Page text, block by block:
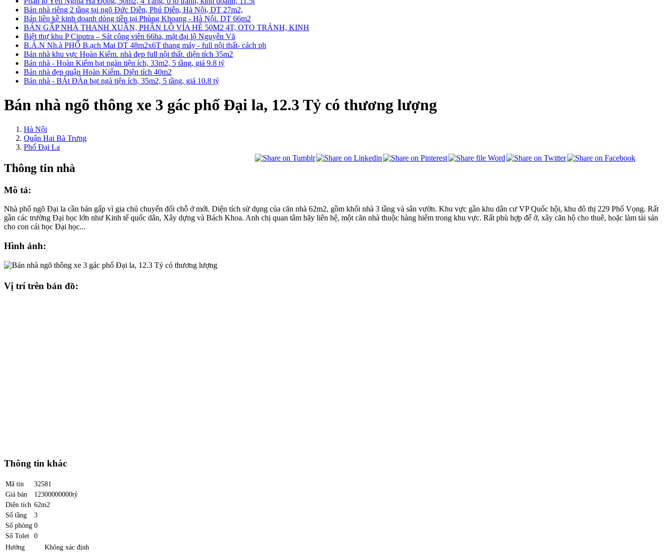
Bán nhà riêng 2 tầng tại ngõ Đức Diễn, Phú Diễn, Hà Nội, DT 27m2,
Bán liền kề kinh doanh dòng tiền tại Phùng Khoang - Hà Nội. DT 66m2
BÁN GẤP NHÀ THANH XUÂN, PHÂN LÔ VỈA HÈ 50M2 4T, OTO TRÁNH, KINH
Biệt thự khu P Ciputra – Sát công viên 66ha, mặt đại lộ Nguyễn Vă
B.Á.N Nh.à PHỐ B.ạch Mai DT 48m2x6T thang máy - full nội thất- cách ph
Bán nhà khu vực Hoàn Kiếm. nhà đẹp full nội thất. diện tích 35m2
Bán nhà - Hoàn Kiếm bạt ngàn tiện ích, 33m2, 5 tầng, giá 9.8 tỷ
Bán nhà đẹp quận Hoàn Kiếm. Diện tích 40m2
Bán nhà - BÁt ĐÀn bạt ngà tiện ích, 35m2, 5 tầng, giá 10.8 tỷ
Bán nhà ngõ thông xe 3 gác phố Đại la, 12.3 Tỷ có thương lượng
Hà Nội
Quận Hai Bà Trưng
Phố Đại La
Thông tin nhà
Mô tả:
Nhà phố ngõ Đại la cần bán gấp vì gia chủ chuyển đổi chỗ ở mới. Diện tích sử dụng của căn nhà 62m2, gồm khối nhà 3 tầng và sân vườn. Khu vực gần khu dân cư VP Quốc hội, khu đô thị 229 Phố Vọng. Rất
gần các trường Đại học lớn như Kinh tế quốc dân, Xây dựng và Bách Khoa. Anh chị quan tâm hãy liên hệ, một căn nhà thuộc hàng hiếm trong khu vực. Rất phù hợp để ở, xây căn hộ cho thuê, hoặc làm tài sản
cho con cái học Đại học...
Hình ảnh:
Vị trí trên bản đồ:
Thông tin khác
Mã tin
32581
Giá bán
12300000000tỷ
Diện tích 62m2
Số tầng
3
Số phòng 0
Số Tolet
0
Hướng
Không xác định